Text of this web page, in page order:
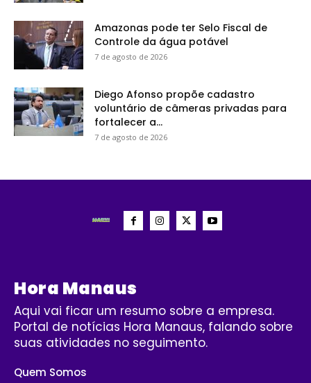
Amazonas pode ter Selo Fiscal de
Controle da água potável
7 de agosto de 2026
Diego Afonso propõe cadastro
voluntário de câmeras privadas para
fortalecer a...
7 de agosto de 2026
Hora Manaus
Aqui vai ficar um resumo sobre a empresa.
Portal de notícias Hora Manaus, falando sobre
suas atividades no seguimento.
Quem Somos